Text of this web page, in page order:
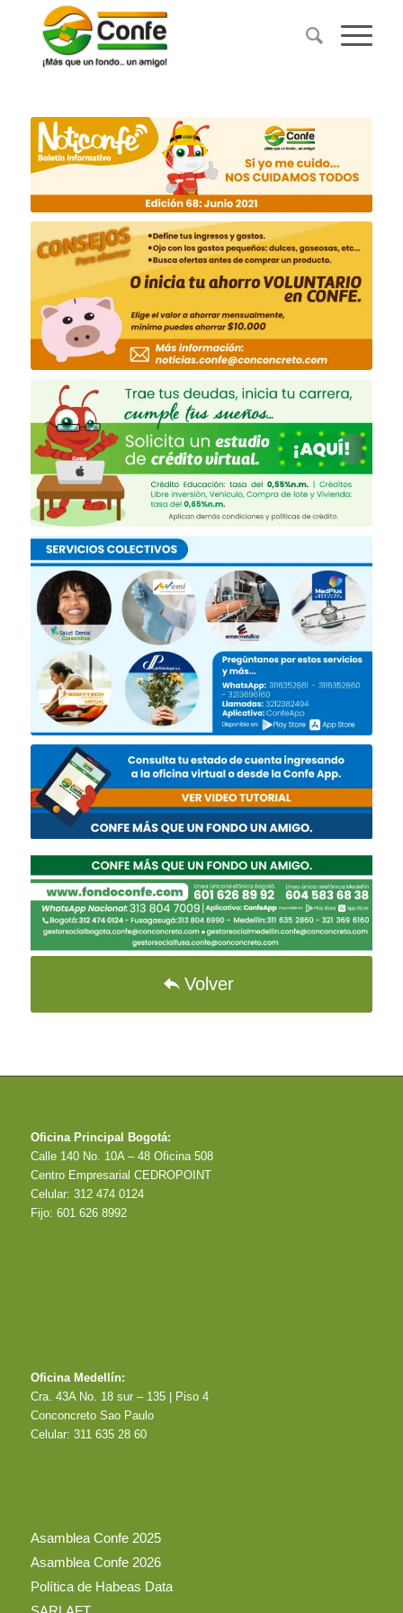
Volver
Oficina Principal Bogotá:
Calle 140 No. 10A – 48 Oficina 508
Centro Empresarial CEDROPOINT
Celular: 312 474 0124
Fijo: 601 626 8992
Oficina Medellín:
Cra. 43A No. 18 sur – 135 | Piso 4
Conconcreto Sao Paulo
Celular: 311 635 28 60
Asamblea Confe 2025
Asamblea Confe 2026
Política de Habeas Data